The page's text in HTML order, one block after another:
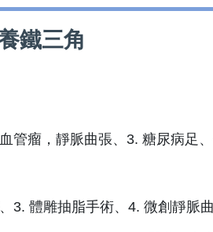
鐵三角
管瘤，靜脈曲張、3. 糖尿病足
3. 體雕抽脂手術、4. 微創靜脈